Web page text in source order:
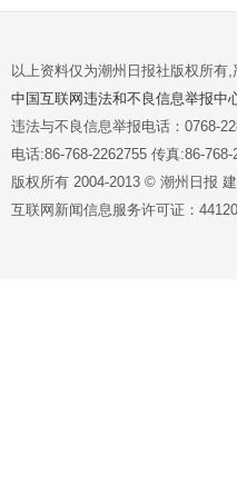
以上资料仅为潮州日报社版权所
中国互联网违法和不良信息举报中
违法与不良信息举报电话：0768-
电话:86-768-2262755 传真:86-
版权所有 2004-2013 © 潮州日报
互联网新闻信息服务许可证：